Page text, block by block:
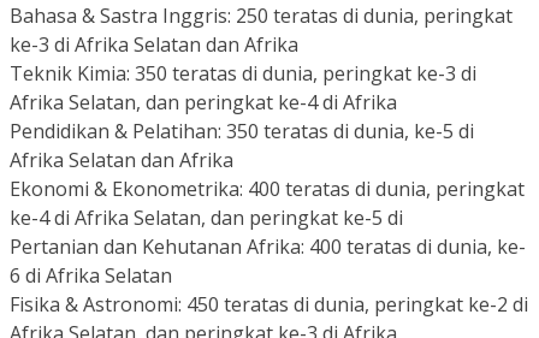
Bahasa & Sastra Inggris: 250 teratas di dunia, peringkat
ke-3 di Afrika Selatan dan Afrika
Teknik Kimia: 350 teratas di dunia, peringkat ke-3 di
Afrika Selatan, dan peringkat ke-4 di Afrika
Pendidikan & Pelatihan: 350 teratas di dunia, ke-5 di
Afrika Selatan dan Afrika
Ekonomi & Ekonometrika: 400 teratas di dunia, peringkat
ke-4 di Afrika Selatan, dan peringkat ke-5 di
Pertanian dan Kehutanan Afrika: 400 teratas di dunia, ke-
6 di Afrika Selatan
Fisika & Astronomi: 450 teratas di dunia, peringkat ke-2 di